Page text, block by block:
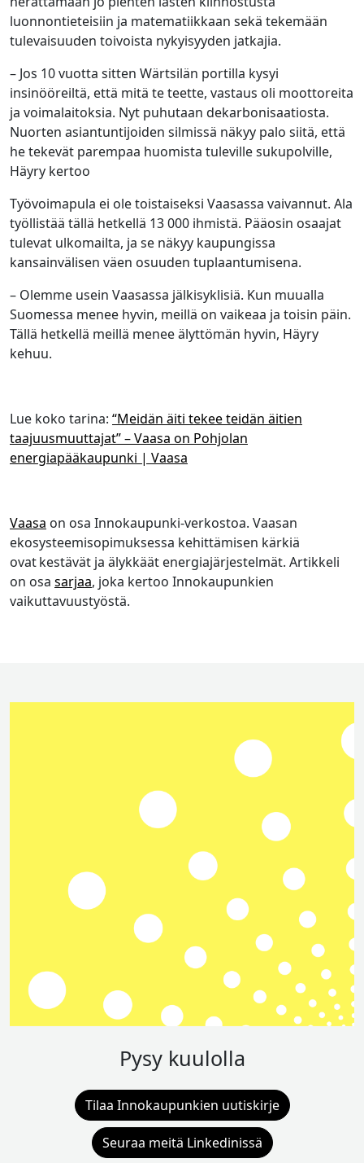
luonnontieteisiin ja matematiikkaan sekä tekemään
tulevaisuuden toivoista nykyisyyden jatkajia.
– Jos 10 vuotta sitten Wärtsilän portilla kysyi
insinööreiltä, että mitä te teette, vastaus oli moottoreita
ja voimalaitoksia. Nyt puhutaan dekarbonisaatiosta.
Nuorten asiantuntijoiden silmissä näkyy palo siitä, että
he tekevät parempaa huomista tuleville sukupolville,
Häyry kertoo
Työvoimapula ei ole toistaiseksi Vaasassa vaivannut. Ala
työllistää tällä hetkellä 13 000 ihmistä. Pääosin osaajat
tulevat ulkomailta, ja se näkyy kaupungissa
kansainvälisen väen osuuden tuplaantumisena.
– Olemme usein Vaasassa jälkisyklisiä. Kun muualla
Suomessa menee hyvin, meillä on vaikeaa ja toisin päin.
Tällä hetkellä meillä menee älyttömän hyvin, Häyry
kehuu.
Lue koko tarina: “Meidän äiti tekee teidän äitien
taajuusmuuttajat” – Vaasa on Pohjolan
energiapääkaupunki | Vaasa
Vaasa on osa Innokaupunki-verkostoa. Vaasan
ekosysteemisopimuksessa kehittämisen kärkiä
ovat kestävät ja älykkäät energiajärjestelmät. Artikkeli
on osa sarjaa, joka kertoo Innokaupunkien
vaikuttavuustyöstä.
Pysy kuulolla
Tilaa Innokaupunkien uutiskirje
Seuraa meitä Linkedinissä